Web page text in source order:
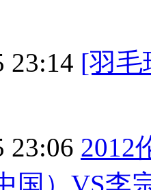
23:14 [羽毛
23:06 2012
国）VS李